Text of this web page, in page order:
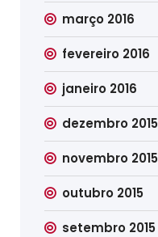
março 2016
fevereiro 2016
janeiro 2016
dezembro 2015
novembro 2015
outubro 2015
setembro 2015